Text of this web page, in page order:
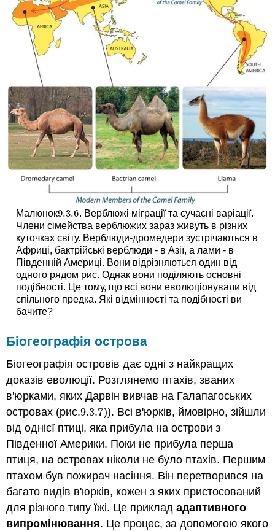
Малюнок9.3.6
9.3.6. Верблюжі міграції та сучасні варіації.
Члени сімейства верблюжих зараз живуть в різних
куточках світу. Верблюди-дромедери зустрічаються в
Африці, бактрійські верблюди - в Азії, а лами - в
Південній Америці. Вони відрізняються один від
одного рядом рис. Однак вони поділяють основні
подібності. Це тому, що всі вони еволюціонували від
спільного предка. Які відмінності та подібності ви
бачите?
Біогеографія острова
Біогеографія островів дає одні з найкращих
доказів еволюції. Розглянемо птахів, званих
в'юрками, яких Дарвін вивчав на Галапагоських
островах (рис.9.3.7
9.3.7)). Всі в'юрків, ймовірно, зійшли
від однієї птиці, яка прибула на острови з
Південної Америки. Поки не прибула перша
птиця, на островах ніколи не було птахів. Першим
птахом був пожирач насіння. Він перетворився на
багато видів в'юрків, кожен з яких пристосований
для різного типу їжі. Це приклададаптивного
випромінювання. Це процес, за допомогою якого